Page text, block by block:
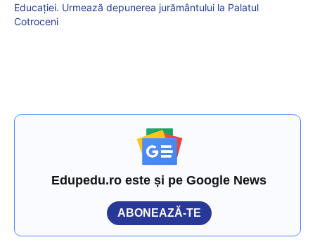
Educației. Urmează depunerea jurământului la Palatul
Cotroceni
Edupedu.ro este și pe Google News
ABONEAZĂ-TE